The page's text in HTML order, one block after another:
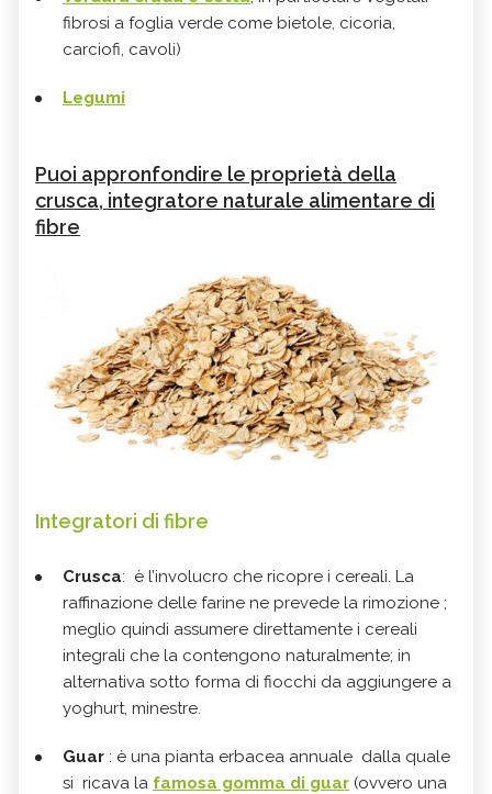
fibrosi a foglia verde come bietole, cicoria,
carciofi, cavoli)
Legumi
Puoi appronfondire le proprietà della
crusca, integratore naturale alimentare di
fibre
Integratori di fibre
Crusca: è l’involucro che ricopre i cereali. La
raffinazione delle farine ne prevede la rimozione ;
meglio quindi assumere direttamente i cereali
integrali che la contengono naturalmente; in
alternativa sotto forma di fiocchi da aggiungere a
yoghurt, minestre.
Guar : è una pianta erbacea annuale dalla quale
si ricava la famosa gomma di guar (ovvero una